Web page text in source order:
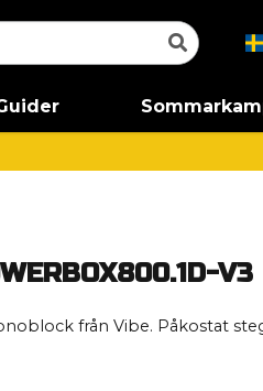
V3
från Vibe. Påkostat